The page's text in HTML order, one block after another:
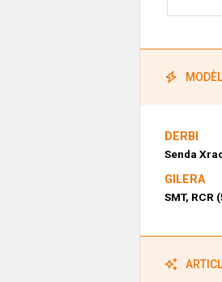
DERBI
Senda
GILERA
SMT, RCR